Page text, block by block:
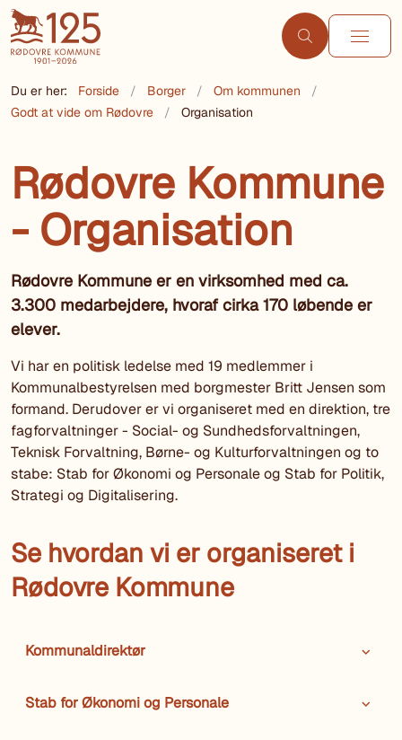
Du er her: Forside Borger
Om kommunen
Godt at vide om Rødovre
Organisation
Rødovre Kommune
- Organisation
Rødovre Kommune er en virksomhed med ca.
3.300 medarbejdere, hvoraf cirka 170 løbende er
elever.
Vi har en politisk ledelse med 19 medlemmer i
Kommunalbestyrelsen med borgmester Britt Jensen som
formand. Derudover er vi organiseret med en direktion, tre
fagforvaltninger - Social- og Sundhedsforvaltningen,
Teknisk Forvaltning, Børne- og Kulturforvaltningen og to
stabe: Stab for Økonomi og Personale og Stab for Politik,
Strategi og Digitalisering.
Se hvordan vi er organiseret i
Rødovre Kommune
Kommunaldirektør
Stab for Økonomi og Personale